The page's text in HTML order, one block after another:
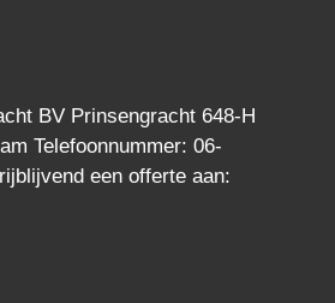
BV Prinsengracht 648-H
Telefoonnummer: 06-
een offerteaan: